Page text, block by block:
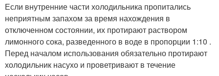
Если внутренние части холодильника пропитались
неприятным запахом за время нахождения в
отключенном состоянии, их протирают раствором
лимонного сока, разведенного в воде в пропорции 1:10 .
Перед началом использования обязательно протирают
холодильник насухо и проветривают в течение